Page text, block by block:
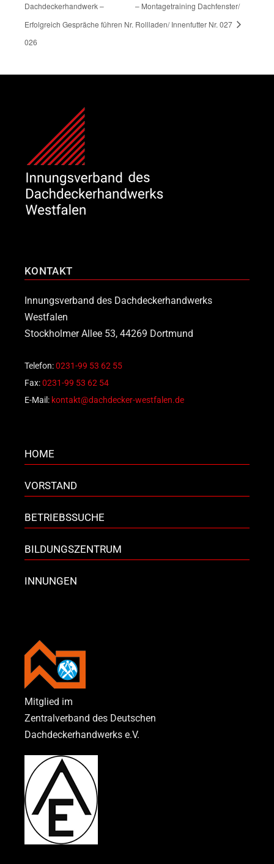
Dachdeckerhandwerk –
Erfolgreich Gespräche führen Nr.
026
– Montagetraining Dachfenster/
Rollladen/ Innenfutter Nr. 027
KONTAKT
Innungsverband des Dachdeckerhandwerks
Westfalen
Stockholmer Allee 53, 44269 Dortmund
Telefon:0231-99 53 62 55
Fax:0231-99 53 62 54
E-Mail: kontakt@dachdecker-westfalen.de
HOME
VORSTAND
BETRIEBSSUCHE
BILDUNGSZENTRUM
INNUNGEN
Mitglied im
Zentralverband des Deutschen
Dachdeckerhandwerks e.V.